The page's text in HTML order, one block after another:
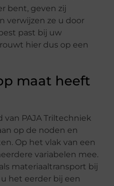
bent, geven zij
verwijzen ze u door
past bij uw
hier dus op een
maat heeft
PAJA Triltechniek
op de noden en
Op het vlak van een
variabelen mee.
materiaaltransport bij
het eerder bij een